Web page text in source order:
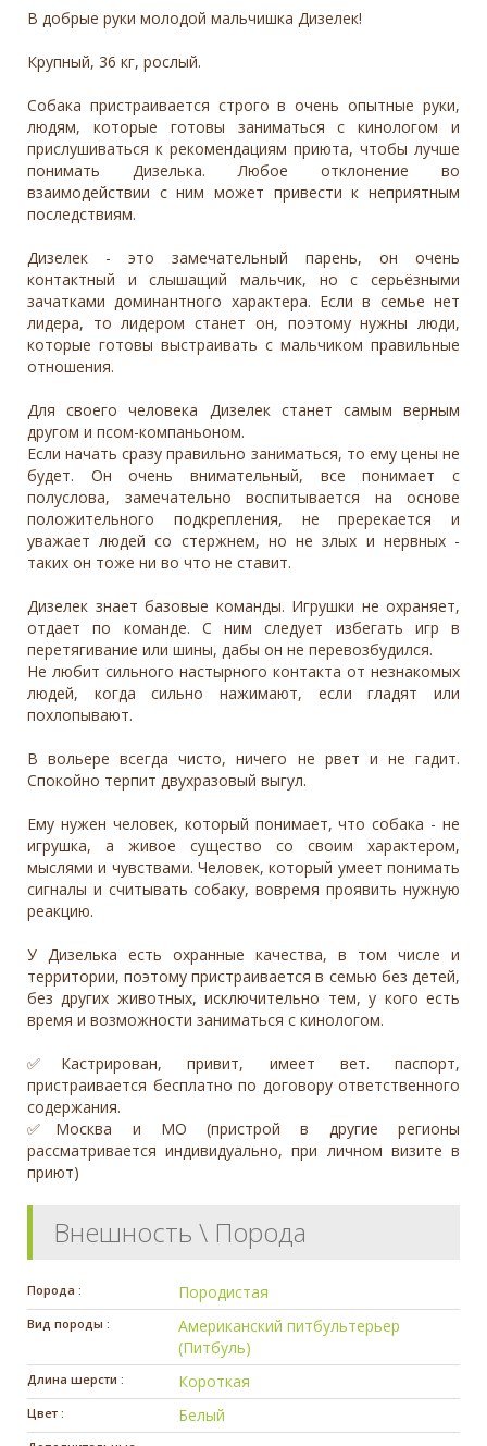
В добрые руки молодой мальчишка Дизелек!
Крупный, 36 кг, рослый.
Собака пристраивается строго в очень опытные руки,
людям, которые готовы заниматься с кинологом и
прислушиваться к рекомендациям приюта, чтобы лучше
понимать Дизелька. Любое отклонение во
взаимодействии с ним может привести к неприятным
последствиям.
Дизелек - это замечательный парень, он очень
контактный и слышащий мальчик, но с серьёзными
зачатками доминантного характера. Если в семье нет
лидера, то лидером станет он, поэтому нужны люди,
которые готовы выстраивать с мальчиком правильные
отношения.
Для своего человека Дизелек станет самым верным
другом и псом-компаньоном.
Если начать сразу правильно заниматься, то ему цены не
будет. Он очень внимательный, все понимает с
полуслова, замечательно воспитывается на основе
положительного подкрепления, не пререкается и
уважает людей со стержнем, но не злых и нервных -
таких он тоже ни во что не ставит.
Дизелек знает базовые команды. Игрушки не охраняет,
отдает по команде. С ним следует избегать игр в
перетягивание или шины, дабы он не перевозбудился.
Не любит сильного настырного контакта от незнакомых
людей, когда сильно нажимают, если гладят или
похлопывают.
В вольере всегда чисто, ничего не рвет и не гадит.
Спокойно терпит двухразовый выгул.
Ему нужен человек, который понимает, что собака - не
игрушка, а живое существо со своим характером,
мыслями и чувствами. Человек, который умеет понимать
сигналы и считывать собаку, вовремя проявить нужную
реакцию.
У Дизелька есть охранные качества, в том числе и
территории, поэтому пристраивается в семью без детей,
без других животных, исключительно тем, у кого есть
время и возможности заниматься с кинологом.
✅Кастрирован, привит, имеет вет. паспорт,
пристраивается бесплатно по договору ответственного
содержания.
✅Москва и МО (пристрой в другие регионы
рассматривается индивидуально, при личном визите в
приют)
Внешность \ Порода
Порода : Породистая
Вид породы :
Американский питбультерьер
(Питбуль)
Длина шерсти : Короткая
Цвет : Белый